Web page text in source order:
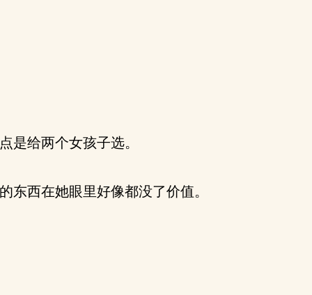
是给两个女孩子选。
西在她眼里好像都没了价值。